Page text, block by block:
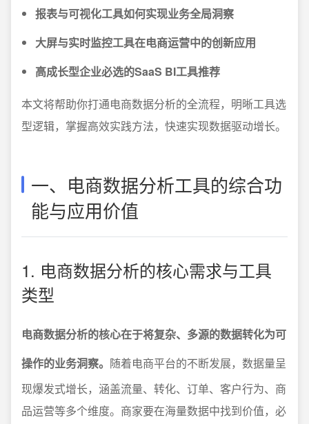
报表与可视化工具如何实现业务全局洞察
大屏与实时监控工具在电商运营中的创新应用
高成长型企业必选的SaaS BI工具推荐
本文将帮助你打通电商数据分析的全流程，明晰工具选
型逻辑，掌握高效实践方法，快速实现数据驱动增长。
一、电商数据分析工具的综合功
能与应用价值
1. 电商数据分析的核心需求与工具
类型
电商数据分析的核心在于将复杂、多源的数据转化为可
操作的业务洞察。 随着电商平台的不断发展，数据量呈
现爆发式增长，涵盖流量、转化、订单、客户行为、商
品运营等多个维度。商家要在海量数据中找到价值，必